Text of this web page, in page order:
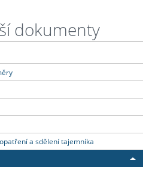
dokumenty
a sdělení tajemníka